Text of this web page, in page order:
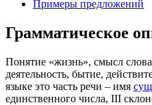
Примеры предложений
Грамматическое
Понятие «жизнь», смысл
деятельность, бытие,
языке это часть речи – имя
единственного числа, III